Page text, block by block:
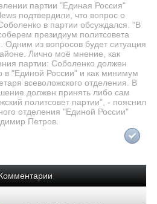
партии "Единая Россия"
подтвердили, что вопрос о
в партии обсуждался. "В
президиум политсовета
Одним из вопросов будет ситуация
Лично моё мнение, как
партии: Соболенко должен
в "Единой России" и как минимум
всеволожского отделения. В
должен принять либо сам
политсовет партии", - пояснил
отделения "Единой России"
Петров.